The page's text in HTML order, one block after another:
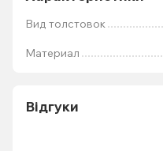
Вид толстовок
Материал
Відгуки